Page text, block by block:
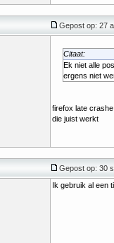
Gepost op: 27
Citaat:
Ek niet alle
ergens niet
firefox late
die juist werkt
Gepost op: 30
Ik gebruik al een